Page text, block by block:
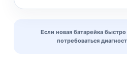
Если новая батарейка
потребоваться